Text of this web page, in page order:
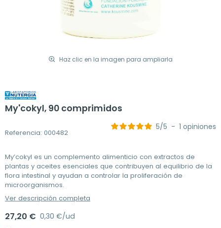
Haz clic en la imagen para ampliarla
My'cokyl, 90 comprimidos
Referencia: 000482
5/5 - 1 opiniones
My’cokyl es un complemento alimenticio con extractos de
plantas y aceites esenciales que contribuyen al equilibrio de la
flora intestinal y ayudan a controlar la proliferación de
microorganismos.
Ver descripción completa
27,20 € 0,30 €/ud